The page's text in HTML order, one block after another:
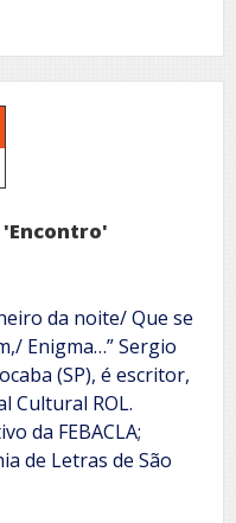
da noite/ Que se
Enigma…” Sergio
(SP), é escritor,
Cultural ROL.
da FEBACLA;
de Letras de São